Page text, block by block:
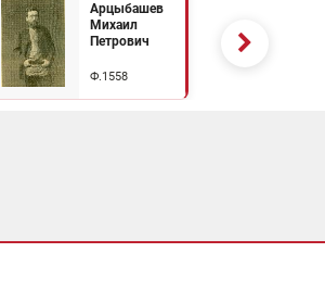
Арцыбашев
Михаил
Петрович
Ф.1558